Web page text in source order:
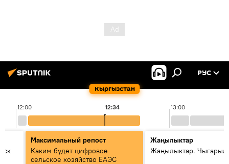
Кыргызстан
РУС
12:00 13:00
12:34
Максимальный репост
Каким будет цифровое
сельское хозяйство ЕАЭС
Жаңылыктар
Жаңылыктар.